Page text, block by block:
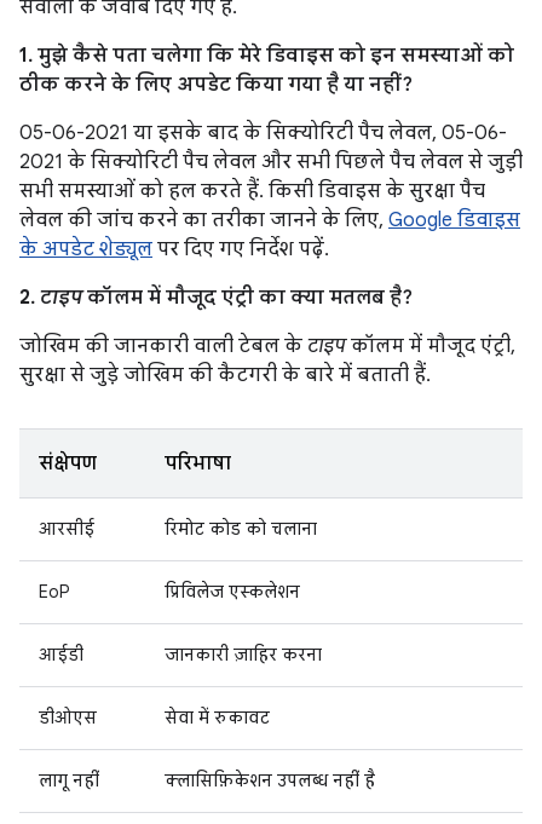
सवालों के जवाब दिए गए हैं.
1. मुझे कैसे पता चलेगा कि मेरे डिवाइस को इन समस्याओं को
ठीक करने के लिए अपडेट किया गया है या नहीं?
05-06-2021 या इसके बाद के सिक्योरिटी पैच लेवल, 05-06-
2021 के सिक्योरिटी पैच लेवल और सभी पिछले पैच लेवल से जुड़ी
सभी समस्याओं को हल करते हैं. किसी डिवाइस के सुरक्षा पैच
लेवल की जांच करने का तरीका जानने के लिए, Google डिवाइस
के अपडेट शेड्यूल पर दिए गए निर्देश पढ़ें.
2. टाइपकॉलम में मौजूद एंट्री का क्या मतलब है?
जोखिम की जानकारी वाली टेबल के टाइपकॉलम में मौजूद एंट्री,
सुरक्षा से जुड़े जोखिम की कैटगरी के बारे में बताती हैं.
संक्षेपण परिभाषा
आरसीई रिमोट कोड को चलाना
EoP प्रिविलेज एस्कलेशन
आईडी जानकारी ज़ाहिर करना
डीओएस सेवा में रुकावट
लागू नहीं क्लासिफ़िकेशन उपलब्ध नहीं है